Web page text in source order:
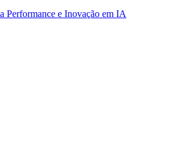
Performance e Inovação em IA